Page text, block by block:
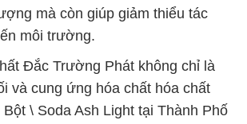
mà còn giúp giảm thiểu tác
môi trường.
Đắc Trường Phát không chỉ là
và cung ứng hóa chất hóa chất
\ Soda Ash Light tại Thành Phố